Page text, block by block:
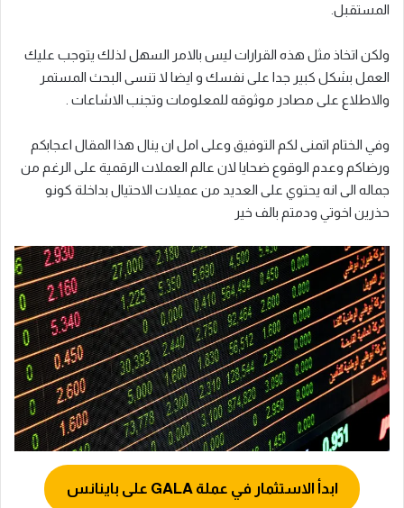
المستقبل.
ولكن اتخاذ مثل هذه القرارات ليس بالامر السهل لذلك يتوجب عليك
العمل بشكل كبير جدا على نفسك و ايضا لا تنسى البحث المستمر
والاطلاع على مصادر موثوقه للمعلومات وتجنب الاشاعات .
وفي الختام اتمنى لكم التوفيق وعلى امل ان ينال هذا المقال اعجابكم
ورضاكم وعدم الوقوع ضحايا لان عالم العملات الرقمية على الرغم من
جماله الى انه يحتوي على العديد من عميلات الاحتيال بداخلة كونو
حذرين اخوتي ودمتم بالف خير
ابدأ الاستثمار في عملة GALA على باينانس